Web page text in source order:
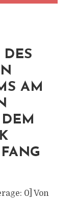
AM
0] Von